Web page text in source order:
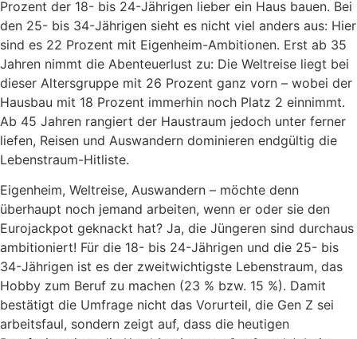
Prozent der 18- bis 24-Jährigen lieber ein Haus bauen. Bei
den 25- bis 34-Jährigen sieht es nicht viel anders aus: Hier
sind es 22 Prozent mit Eigenheim-Ambitionen. Erst ab 35
Jahren nimmt die Abenteuerlust zu: Die Weltreise liegt bei
dieser Altersgruppe mit 26 Prozent ganz vorn – wobei der
Hausbau mit 18 Prozent immerhin noch Platz 2 einnimmt.
Ab 45 Jahren rangiert der Haustraum jedoch unter ferner
liefen, Reisen und Auswandern dominieren endgültig die
Lebenstraum-Hitliste.
Eigenheim, Weltreise, Auswandern – möchte denn
überhaupt noch jemand arbeiten, wenn er oder sie den
Eurojackpot geknackt hat? Ja, die Jüngeren sind durchaus
ambitioniert! Für die 18- bis 24-Jährigen und die 25- bis
34-Jährigen ist es der zweitwichtigste Lebenstraum, das
Hobby zum Beruf zu machen (23 % bzw. 15 %). Damit
bestätigt die Umfrage nicht das Vorurteil, die Gen Z sei
arbeitsfaul, sondern zeigt auf, dass die heutigen